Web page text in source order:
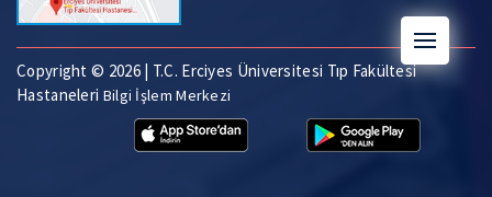
Copyright © 2026 | T.C. Erciyes Üniversitesi Tıp Fakültesi
Hastaneleri Bilgi İşlem Merkezi